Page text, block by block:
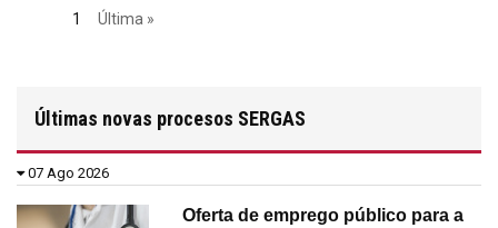
1 Última »
Últimas novas procesos SERGAS
07 Ago 2026
Oferta de emprego público para a